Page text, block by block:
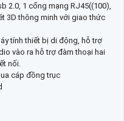
2.0, 1 cổng mạng RJ45((100),
3D thông minh với giao thức
tính thiết bị di động, hỗ trợ
vào ra hỗ trợ đàm thoại hai
nối.
cáp đồng trục